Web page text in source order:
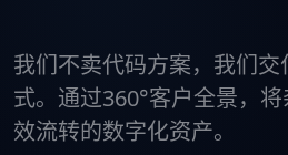
我们不卖代码方案，我们
式。通过360°客户全景，
效流转的数字化资产。